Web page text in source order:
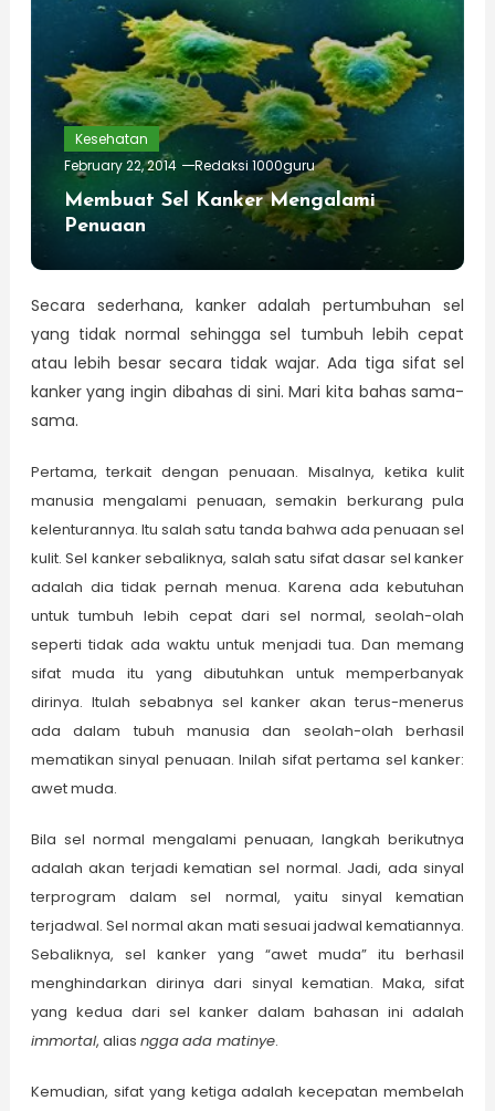
Kesehatan
February 22, 2014
Redaksi 1000guru
Membuat Sel Kanker Mengalami
Penuaan
Secara sederhana, kanker adalah pertumbuhan sel
yang tidak normal sehingga sel tumbuh lebih cepat
atau lebih besar secara tidak wajar. Ada tiga sifat sel
kanker yang ingin dibahas di sini. Mari kita bahas sama-
sama.
Pertama, terkait dengan penuaan. Misalnya, ketika kulit
manusia mengalami penuaan, semakin berkurang pula
kelenturannya. Itu salah satu tanda bahwa ada penuaan sel
kulit. Sel kanker sebaliknya, salah satu sifat dasar sel kanker
adalah dia tidak pernah menua. Karena ada kebutuhan
untuk tumbuh lebih cepat dari sel normal, seolah-olah
seperti tidak ada waktu untuk menjadi tua. Dan memang
sifat muda itu yang dibutuhkan untuk memperbanyak
dirinya. Itulah sebabnya sel kanker akan terus-menerus
ada dalam tubuh manusia dan seolah-olah berhasil
mematikan sinyal penuaan. Inilah sifat pertama sel kanker:
awet muda.
Bila sel normal mengalami penuaan, langkah berikutnya
adalah akan terjadi kematian sel normal. Jadi, ada sinyal
terprogram dalam sel normal, yaitu sinyal kematian
terjadwal. Sel normal akan mati sesuai jadwal kematiannya.
Sebaliknya, sel kanker yang “awet muda” itu berhasil
menghindarkan dirinya dari sinyal kematian. Maka, sifat
yang kedua dari sel kanker dalam bahasan ini adalah
immortal, alias nggaada matinye.
Kemudian, sifat yang ketiga adalah kecepatan membelah